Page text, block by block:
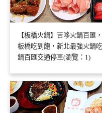
【板橋火鍋】吉哆火鍋百匯
板橋吃到飽，新北最強火鍋
鍋百匯交通停車(瀏覽：1)